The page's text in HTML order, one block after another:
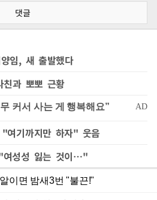
댓글
임, 새 출발했다
과 뽀뽀 근황
여기까지만 하자" 웃음
여성성 잃는 것이…"